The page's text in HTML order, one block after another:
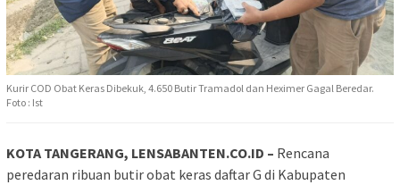
Kurir COD Obat Keras Dibekuk, 4.650 Butir Tramadol dan Heximer Gagal Beredar.
Foto : Ist
KOTA TANGERANG, LENSABANTEN.CO.ID – Rencana
peredaran ribuan butir obat keras daftar G di Kabupaten